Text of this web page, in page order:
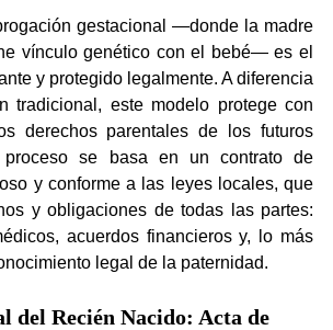
gestacional —donde la madre
vínculo genético con el bebé— es el
y protegido legalmente. A diferencia
tradicional, este modelo protege con
derechos parentales de los futuros
proceso se basa en un contrato de
y conforme a las leyes locales, que
y obligaciones de todas las partes:
acuerdos financieros y, lo más
legal de la paternidad.
del Recién Nacido: Acta de